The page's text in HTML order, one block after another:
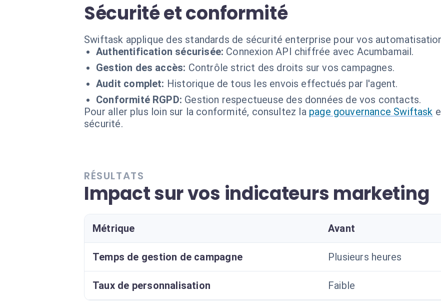
Sécurité et conformité
Swiftask applique des standards de sécurité enterprise pour vos
Authentification sécurisée: Connexion API chiffrée avec Acumbamail.
Gestion des accès: Contrôle strict des droits sur vos campagnes.
Audit complet: Historique de tous les envois effectués par l'agent.
Conformité RGPD: Gestion respectueuse des données de vos contacts.
Pour aller plus loin sur la conformité, consultez la page gouvernance Swiftask
sécurité.
RÉSULTATS
Impact sur vos indicateurs marketing
Métrique Avant
Temps de gestion de campagne Plusieurs heures
Taux de personnalisation Faible